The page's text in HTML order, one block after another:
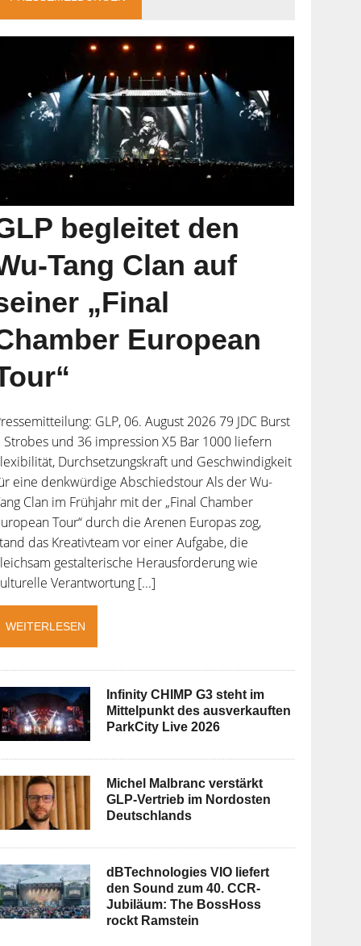
begleitet den
Tang Clan auf
„Final
European
GLP, 06. August 2026 79 JDC Burst
Strobes und 36 impression X5 Bar 1000 liefern
Durchsetzungskraft und Geschwindigkeit
eine denkwürdige Abschiedstour Als der Wu-
Clan im Frühjahr mit der „Final Chamber
Tour“ durch die Arenen Europas zog,
das Kreativteam vor einer Aufgabe, die
gestalterische Herausforderung wie
Verantwortung [...]
WEITERLESEN
Infinity CHIMP G3 steht im
Mittelpunkt des ausverkauften
ParkCity Live 2026
Michel Malbranc verstärkt
GLP-Vertrieb im Nordosten
Deutschlands
dBTechnologies VIO liefert
den Sound zum 40. CCR-
Jubiläum: The BossHoss
rockt Ramstein